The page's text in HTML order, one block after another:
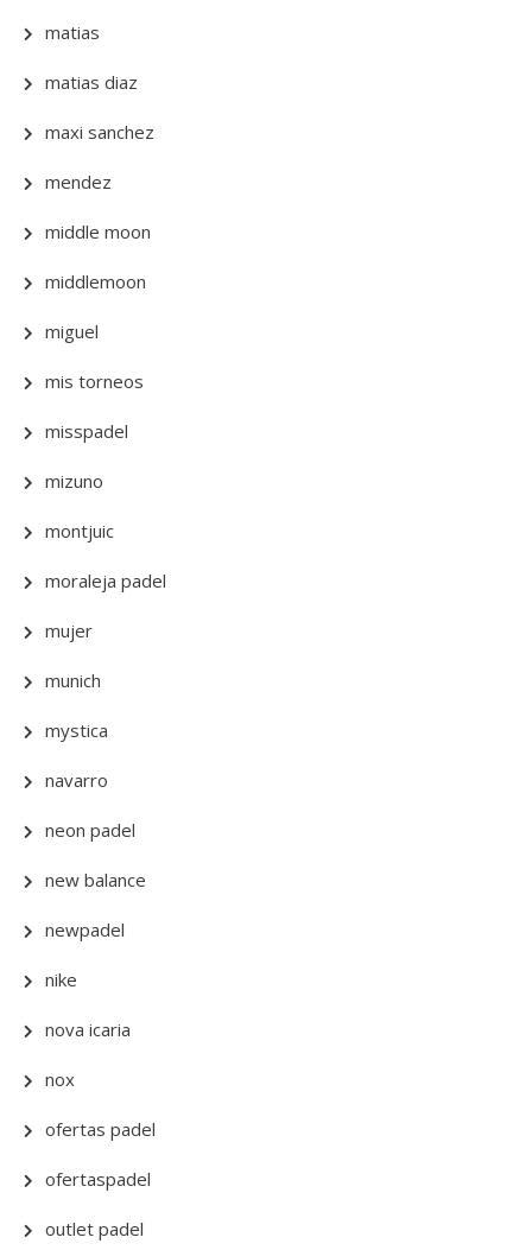
matias
matias diaz
maxi sanchez
mendez
middle moon
middlemoon
miguel
mis torneos
misspadel
mizuno
montjuic
moraleja padel
mujer
munich
mystica
navarro
neon padel
new balance
newpadel
nike
nova icaria
nox
ofertas padel
ofertaspadel
outlet padel